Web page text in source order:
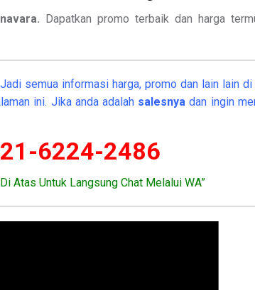
Dapatkan promo terbaik dan harga
semua informasi harga, promo dan lain lain
ini. Jika anda adalah salesnya dan ingin
6224-2486
Atas Untuk Langsung Chat Melalui WA”